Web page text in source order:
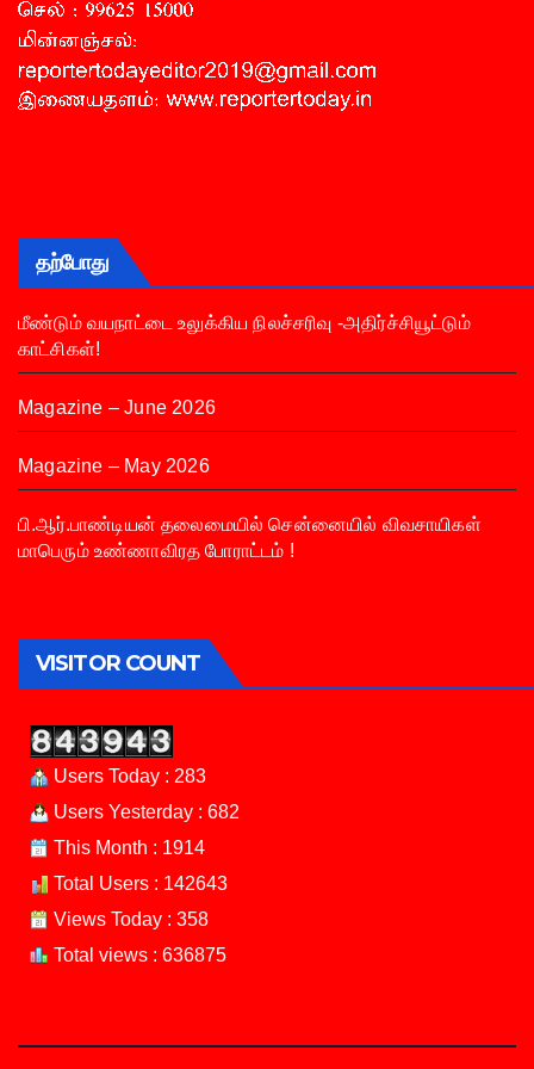
தற்போது
மீண்டும் வயநாட்டை உலுக்கிய நிலச்சரிவு -அதிர்ச்சியூட்டும்
காட்சிகள்!
Magazine – June 2026
Magazine – May 2026
பி.ஆர்.பாண்டியன் தலைமையில் சென்னையில் விவசாயிகள்
மாபெரும் உண்ணாவிரத போராட்டம் !
VISITOR COUNT
Users Today : 283
Users Yesterday : 682
This Month : 1914
Total Users : 142643
Views Today : 358
Total views : 636875